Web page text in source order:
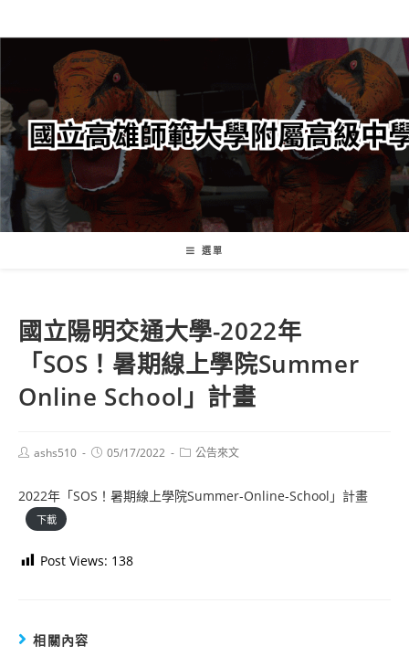
轉
要
內
容
選單
國立陽明交通大學-2022年
「SOS！暑期線上學院Summer
Online School」計畫
Postashs510
Post05/17/2022
Post公告來文
2022年「SOS！暑期線上學院Summer-Online-School」計畫
下載
Post Views: 138
相關內容